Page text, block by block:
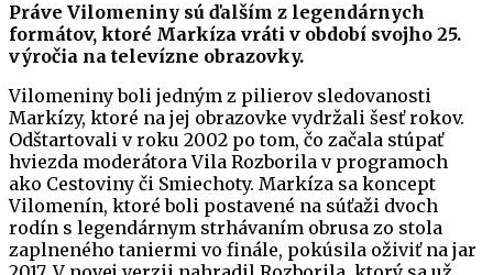
Práve Vilomeniny sú ďalším z legendárnych
formátov, ktoré Markíza vráti v období svojho 25.
výročia na televízne obrazovky.
Vilomeniny boli jedným z pilierov sledovanosti
Markízy, ktoré na jej obrazovke vydržali šesť rokov.
Odštartovali v roku 2002 po tom, čo začala stúpať
hviezda moderátora Vila Rozborila v programoch
ako Cestoviny či Smiechoty. Markíza sa koncept
Vilomenín, ktoré boli postavené na súťaži dvoch
rodín s legendárnym strhávaním obrusa zo stola
zaplneného taniermi vo finále, pokúsila oživiť na jar